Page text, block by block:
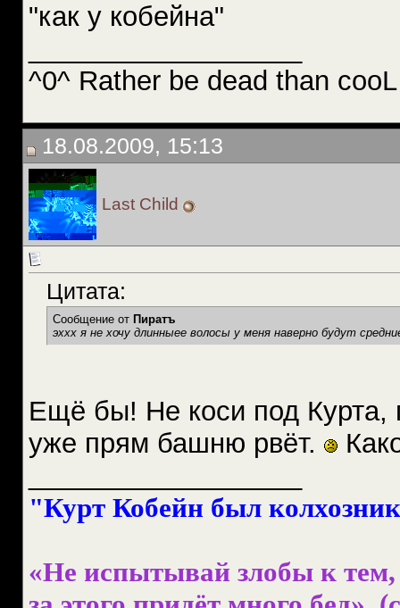
"как у кобейна"
^0^ Rather be dead than
18.08.2009, 15:13
Last Child
Цитата:
Сообщение от Пиратъ
эххх я не хочу длинныее волосы у меня наверно будут
Ещё бы! Не коси под Курта,
уже прям башню рвёт.
"Курт Кобейн был
«Не испытывай злобы к тем,